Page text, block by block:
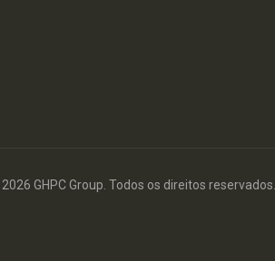
GHPC Group. Todos os direitos reservados.